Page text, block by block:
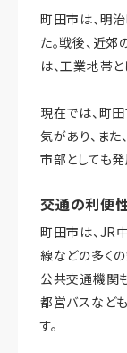
町田市は、明
た。戦後、近
は、工業地帯
現在では、町
気があり、ま
市部としても発
交通の利便
町田市は、JR
線などの多く
公共交通機関
都営バスなど
す。